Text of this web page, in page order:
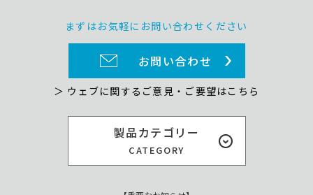
製品カテゴリー
CATEGORY
まずはお気軽にお問い合わせください
お問い合わせ
＞ ウェブに関するご意見・ご要望はこちら